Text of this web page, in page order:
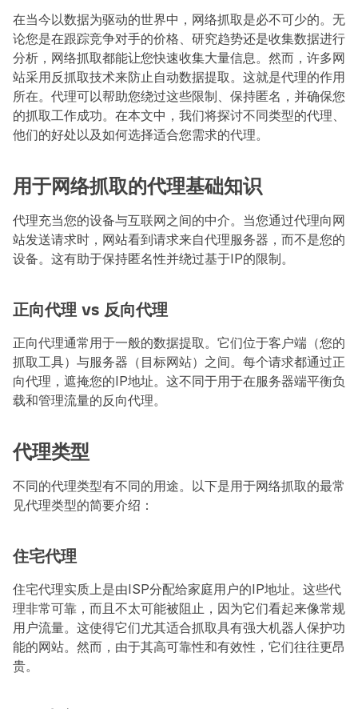
在当今以数据为驱动的世界中，网络抓取是必不可少的。无
论您是在跟踪竞争对手的价格、研究趋势还是收集数据进行
分析，网络抓取都能让您快速收集大量信息。然而，许多网
站采用反抓取技术来防止自动数据提取。这就是代理的作用
所在。代理可以帮助您绕过这些限制、保持匿名，并确保您
的抓取工作成功。在本文中，我们将探讨不同类型的代理、
他们的好处以及如何选择适合您需求的代理。
用于网络抓取的代理基础知识
代理充当您的设备与互联网之间的中介。当您通过代理向网
站发送请求时，网站看到请求来自代理服务器，而不是您的
设备。这有助于保持匿名性并绕过基于IP的限制。
正向代理 vs 反向代理
正向代理通常用于一般的数据提取。它们位于客户端（您的
抓取工具）与服务器（目标网站）之间。每个请求都通过正
向代理，遮掩您的IP地址。这不同于用于在服务器端平衡负
载和管理流量的反向代理。
代理类型
不同的代理类型有不同的用途。以下是用于网络抓取的最常
见代理类型的简要介绍：
住宅代理
住宅代理实质上是由ISP分配给家庭用户的IP地址。这些代
理非常可靠，而且不太可能被阻止，因为它们看起来像常规
用户流量。这使得它们尤其适合抓取具有强大机器人保护功
能的网站。然而，由于其高可靠性和有效性，它们往往更昂
贵。